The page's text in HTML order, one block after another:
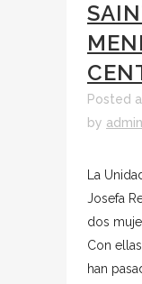
Posted
by admin
La
Josefa
dos
Con
han